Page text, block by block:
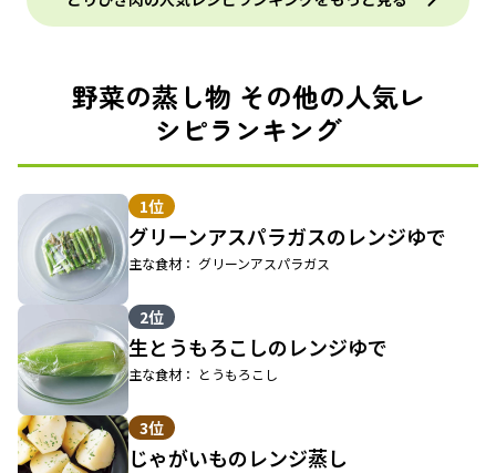
野菜の蒸し物 その他の人気レ
シピランキング
1位
グリーンアスパラガスのレンジゆで
主な食材： グリーンアスパラガス
2位
生とうもろこしのレンジゆで
主な食材： とうもろこし
3位
じゃがいものレンジ蒸し